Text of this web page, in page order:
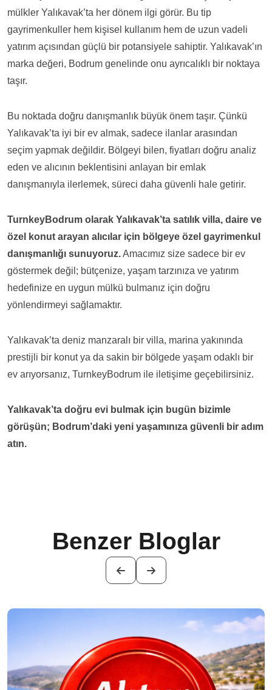
mülkler Yalıkavak’ta her dönem ilgi görür. Bu tip
gayrimenkuller hem kişisel kullanım hem de uzun vadeli
yatırım açısından güçlü bir potansiyele sahiptir. Yalıkavak’ın
marka değeri, Bodrum genelinde onu ayrıcalıklı bir noktaya
taşır.
Bu noktada doğru danışmanlık büyük önem taşır. Çünkü
Yalıkavak’ta iyi bir ev almak, sadece ilanlar arasından
seçim yapmak değildir. Bölgeyi bilen, fiyatları doğru analiz
eden ve alıcının beklentisini anlayan bir emlak
danışmanıyla ilerlemek, süreci daha güvenli hale getirir.
TurnkeyBodrum olarak Yalıkavak’ta satılık villa, daire ve
özel konut arayan alıcılar için bölgeye özel gayrimenkul
danışmanlığı sunuyoruz.Amacımız size sadece bir ev
göstermek değil; bütçenize, yaşam tarzınıza ve yatırım
hedefinize en uygun mülkü bulmanız için doğru
yönlendirmeyi sağlamaktır.
Yalıkavak’ta deniz manzaralı bir villa, marina yakınında
prestijli bir konut ya da sakin bir bölgede yaşam odaklı bir
ev arıyorsanız, TurnkeyBodrum ile iletişime geçebilirsiniz.
Yalıkavak’ta doğru evi bulmak için bugün bizimle
görüşün; Bodrum’daki yeni yaşamınıza güvenli bir adım
atın.
Benzer Bloglar